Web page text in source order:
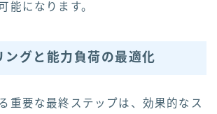
能になります。
ングと能力負荷の最適化
重要な最終ステップは、効果的なス